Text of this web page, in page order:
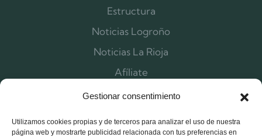
Gestionar consentimiento
Utilizamos cookies propias y de terceros para analizar el uso de nuestra
página web y mostrarte publicidad relacionada con tus preferencias en
Estructura
Noticias Logroño
Noticias La Rioja
Afíliate
Contacta